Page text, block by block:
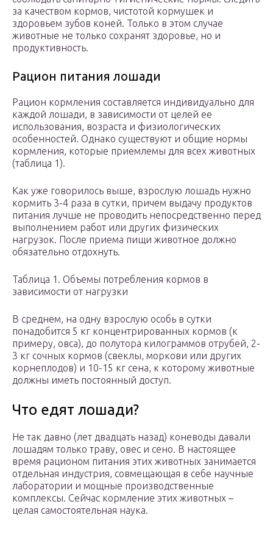
за качеством кормов, чистотой кормушек и
здоровьем зубов коней. Только в этом случае
животные не только сохранят здоровье, но и
продуктивность.
Рацион питания лошади
Рацион кормления составляется индивидуально для
каждой лошади, в зависимости от целей ее
использования, возраста и физиологических
особенностей. Однако существуют и общие нормы
кормления, которые приемлемы для всех животных
(таблица 1).
Как уже говорилось выше, взрослую лошадь нужно
кормить 3-4 раза в сутки, причем выдачу продуктов
питания лучше не проводить непосредственно перед
выполнением работ или других физических
нагрузок. После приема пищи животное должно
обязательно отдохнуть.
Таблица 1. Объемы потребления кормов в
зависимости от нагрузки
В среднем, на одну взрослую особь в сутки
понадобится 5 кг концентрированных кормов (к
примеру, овса), до полутора килограммов отрубей, 2-
3 кг сочных кормов (свеклы, моркови или других
корнеплодов) и 10-15 кг сена, к которому животные
должны иметь постоянный доступ.
Что едят лошади?
Не так давно (лет двадцать назад) коневоды давали
лошадям только траву, овес и сено. В настоящее
время рационом питания этих животных занимается
отдельная индустрия, совмещающая в себе научные
лаборатории и мощные производственные
комплексы. Сейчас кормление этих животных –
целая самостоятельная наука.